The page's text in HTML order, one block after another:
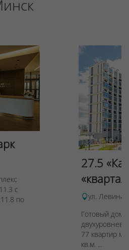
с
по
27.5
ул. Левина,
Готовый дом
77 квартир
кв.м. ...
пользователей сайта
Отклонить